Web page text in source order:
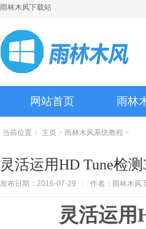
雨林木风下载站
网站首页 雨林
当前位置： 主页 > 雨林木风系统教程 >
灵活运用HD Tune检
发布日期：2016-07-29 作者：雨林木风
灵活运用